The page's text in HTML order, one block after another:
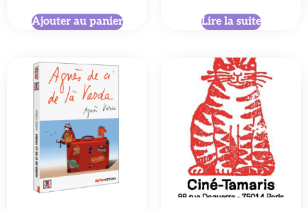
Ajouter au panier Lire la suite